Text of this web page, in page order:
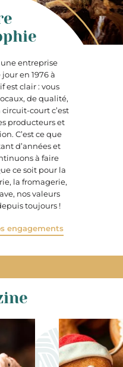
une entreprise
en 1976 à
est clair : vous
de qualité,
court c’est
producteurs et
C’est ce que
d’années et
à faire
ce soit pour la
la fromagerie,
nos valeurs
toujours !
engagements